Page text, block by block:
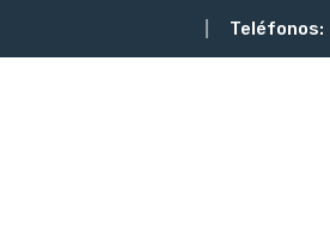
Teléfonos: